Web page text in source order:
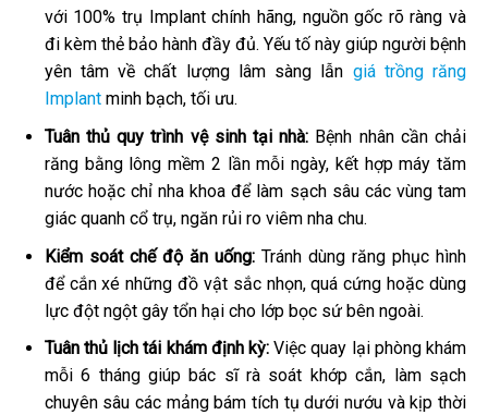
với 100% trụ Implant chính hãng, nguồn gốc rõ ràng và
đi kèm thẻ bảo hành đầy đủ. Yếu tố này giúp người bệnh
yên tâm về chất lượng lâm sàng lẫn giá trồng răng
Implantminh bạch, tối ưu.
Tuân thủ quy trình vệ sinh tại nhà: Bệnh nhân cần chải
răng bằng lông mềm 2 lần mỗi ngày, kết hợp máy tăm
nước hoặc chỉ nha khoa để làm sạch sâu các vùng tam
giác quanh cổ trụ, ngăn rủi ro viêm nha chu.
Kiểm soát chế độ ăn uống:Tránh dùng răng phục hình
để cắn xé những đồ vật sắc nhọn, quá cứng hoặc dùng
lực đột ngột gây tổn hại cho lớp bọc sứ bên ngoài.
Tuân thủ lịch tái khám định kỳ: Việc quay lại phòng khám
mỗi 6 tháng giúp bác sĩ rà soát khớp cắn, làm sạch
chuyên sâu các mảng bám tích tụ dưới nướu và kịp thời